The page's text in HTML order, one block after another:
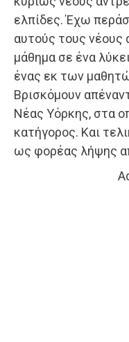
ελπίδες. Έχω
αυτούς τους νέους
μάθημα σε ένα
ένας εκ των
Βρισκόμουν
Νέας Υόρκης, στα
κατήγορος. Και
ως φορέας λήψης